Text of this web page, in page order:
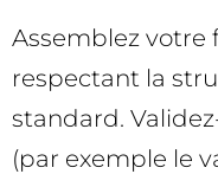
Assemblez votre
respectant la
standard.
(par exemple le